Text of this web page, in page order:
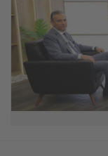
takip
ediyor!